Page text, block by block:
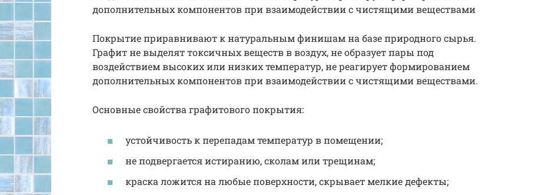
дополнительных компонентов при взаимодействии с чистящими веществами
Покрытие приравнивают к натуральным финишам на базе природного сырья.
Графит не выделят токсичных веществ в воздух, не образует пары под
воздействием высоких или низких температур, не реагирует формированием
дополнительных компонентов при взаимодействии с чистящими веществами.
Основные свойства графитового покрытия:
устойчивость к перепадам температур в помещении;
не подвергается истиранию, сколам или трещинам;
краска ложится на любые поверхности, скрывает мелкие дефекты;